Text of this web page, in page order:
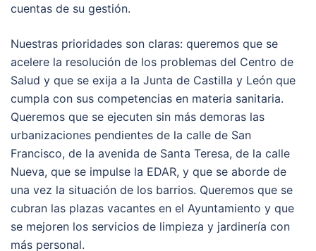
cuentas de su gestión.
Nuestras prioridades son claras: queremos que se
acelere la resolución de los problemas del Centro de
Salud y que se exija a la Junta de Castilla y León que
cumpla con sus competencias en materia sanitaria.
Queremos que se ejecuten sin más demoras las
urbanizaciones pendientes de la calle de San
Francisco, de la avenida de Santa Teresa, de la calle
Nueva, que se impulse la EDAR, y que se aborde de
una vez la situación de los barrios. Queremos que se
cubran las plazas vacantes en el Ayuntamiento y que
se mejoren los servicios de limpieza y jardinería con
más personal.